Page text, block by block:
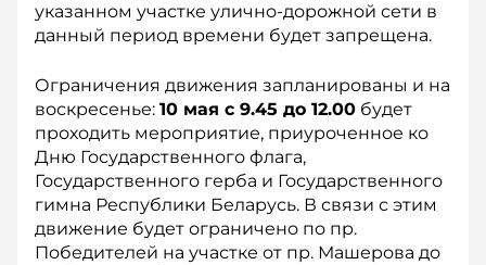
указанном участке улично-дорожной сети в
данный период времени будет запрещена.
Ограничения движения запланированы и на
воскресенье: 10 мая с 9.45 до 12.00 будет
проходить мероприятие, приуроченное ко
Дню Государственного флага,
Государственного герба и Государственного
гимна Республики Беларусь. В связи с этим
движение будет ограничено по пр.
Победителей на участке от пр. Машерова до